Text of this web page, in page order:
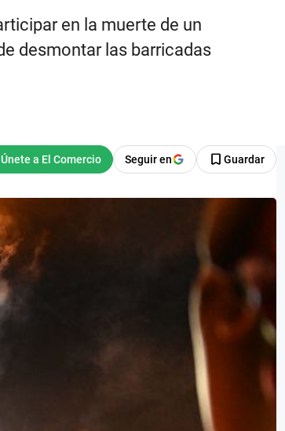
en la muerte de un
desmontar las barricadas
Seguir en Guardar